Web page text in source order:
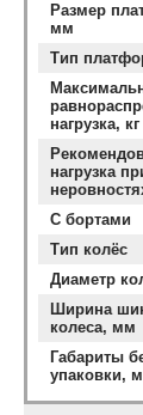
Размер
мм
Тип
нагрузка, кг
нагрузка
С бортами
Тип колёс
Диаметр
Ширина
колеса, мм
Габариты
упаковки,